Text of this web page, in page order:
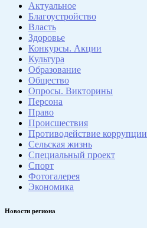
Актуальное
Благоустройство
Власть
Здоровье
Конкурсы. Акции
Культура
Образование
Общество
Опросы. Викторины
Персона
Право
Происшествия
Противодействие коррупции
Сельская жизнь
Специальный проект
Спорт
Фотогалерея
Экономика
Новости региона